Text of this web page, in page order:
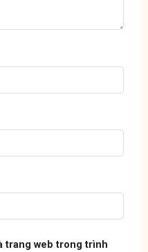
trang web trong trình